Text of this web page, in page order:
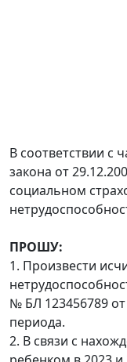
В соответствии с
закона от
социальном
ПРОШУ:
1. Произвести
№ БЛ 123456789
периода.
2. В связи с